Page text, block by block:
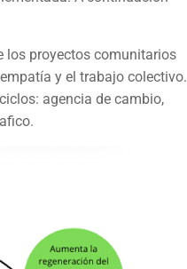
los proyectos comunitarios
y el trabajo colectivo.
agencia de cambio,